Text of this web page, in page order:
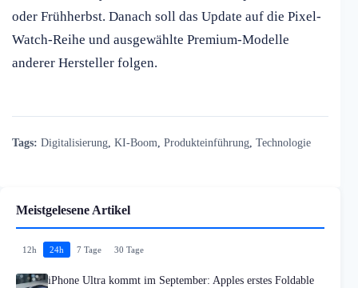
oder Frühherbst. Danach soll das Update auf die Pixel-
Watch-Reihe und ausgewählte Premium-Modelle
anderer Hersteller folgen.
Tags: Digitalisierung KI-Boom Produkteinführung Technologie
Meistgelesene Artikel
12h 24h 7 Tage 30 Tage
iPhone Ultra kommt im September: Apples erstes Foldable